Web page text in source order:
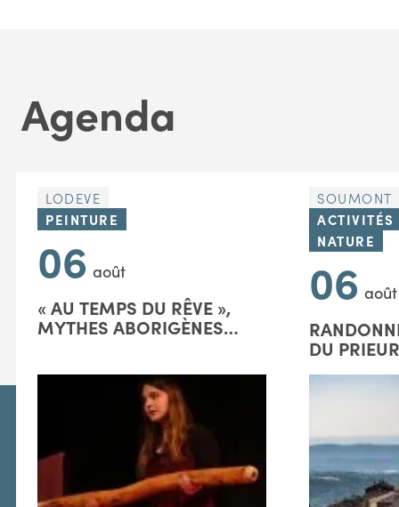
Agenda
LODEVE
PEINTURE
06 août
« AU TEMPS DU RÊVE »,
MYTHES ABORIGÈNES
SOUMONT
NATURE
06 août
DU